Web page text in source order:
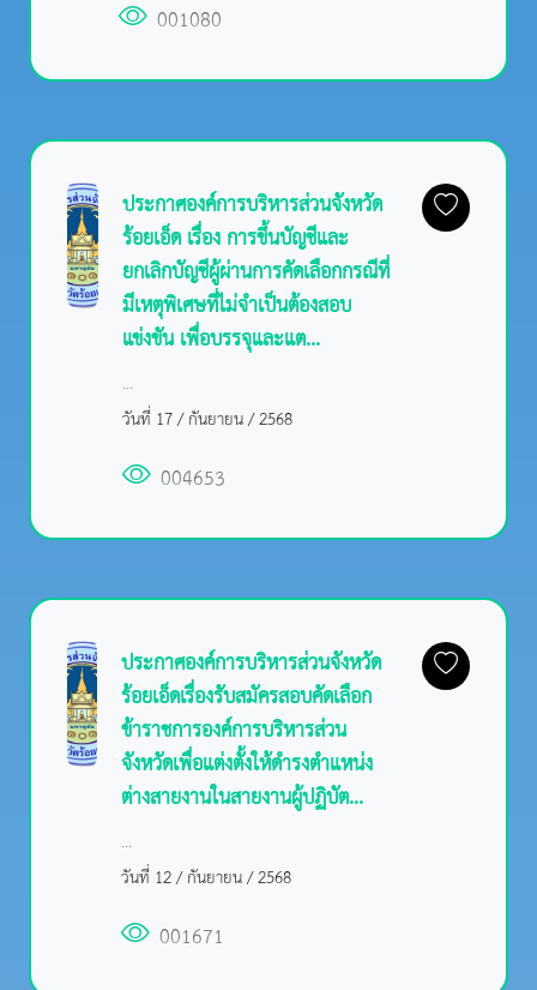
001080
ประกาศองค์การบริหารส่วนจังหวัด
ร้อยเอ็ด เรื่อง การขึ้นบัญชีและ
ยกเลิกบัญชีผู้ผ่านการคัดเลือกกรณีที่
มีเหตุพิเศษที่ไม่จำเป็นต้องสอบ
แข่งขัน เพื่อบรรจุและแต...
...
วันที่ 17 / กันยายน / 2568
004653
ประกาศองค์การบริหารส่วนจังหวัด
ร้อยเอ็ดเรื่องรับสมัครสอบคัดเลือก
ข้าราชการองค์การบริหารส่วน
จังหวัดเพื่อแต่งตั้งให้ดำรงตำแหน่ง
ต่างสายงานในสายงานผู้ปฏิบัต...
...
วันที่ 12 / กันยายน / 2568
001671